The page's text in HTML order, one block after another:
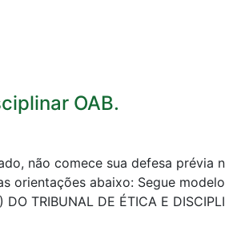
OAB.
não comece sua defesa prévia
orientações abaixo: Segue
TRIBUNAL DE ÉTICA E